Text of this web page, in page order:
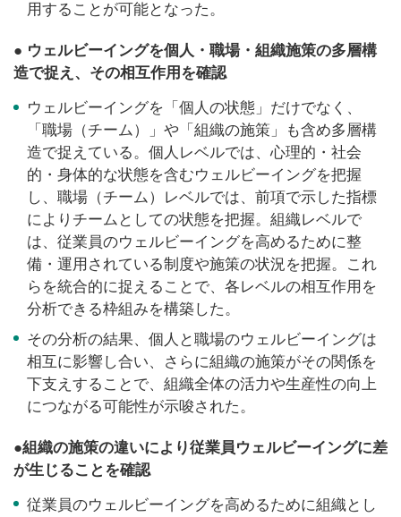
用することが可能となった。
● ウェルビーイングを個人・職場・組織施策の多層構
造で捉え、その相互作用を確認
ウェルビーイングを「個人の状態」だけでなく、
「職場（チーム）」や「組織の施策」も含め多層構
造で捉えている。個人レベルでは、心理的・社会
的・身体的な状態を含むウェルビーイングを把握
し、職場（チーム）レベルでは、前項で示した指標
によりチームとしての状態を把握。組織レベルで
は、従業員のウェルビーイングを高めるために整
備・運用されている制度や施策の状況を把握。これ
らを統合的に捉えることで、各レベルの相互作用を
分析できる枠組みを構築した。
その分析の結果、個人と職場のウェルビーイングは
相互に影響し合い、さらに組織の施策がその関係を
下支えすることで、組織全体の活力や生産性の向上
につながる可能性が示唆された。
●組織の施策の違いにより従業員ウェルビーイングに差
が生じることを確認
従業員のウェルビーイングを高めるために組織とし